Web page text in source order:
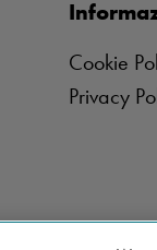
Cookie
Privacy